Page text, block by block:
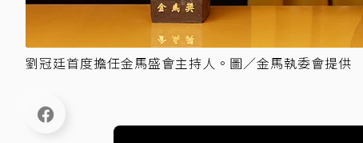
劉冠廷首度擔任金馬盛會主持人。圖／金馬執委會提供